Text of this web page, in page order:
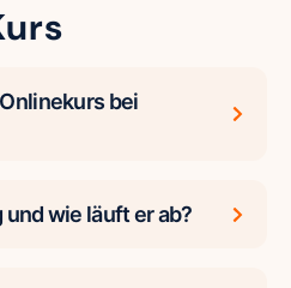
bei
wie läuft er ab?